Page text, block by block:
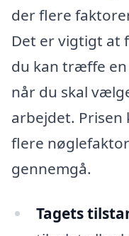
der flere
Det er vigtigt at
du kan træffe
når du skal
arbejdet.
flere
gennemgå.
Tagets